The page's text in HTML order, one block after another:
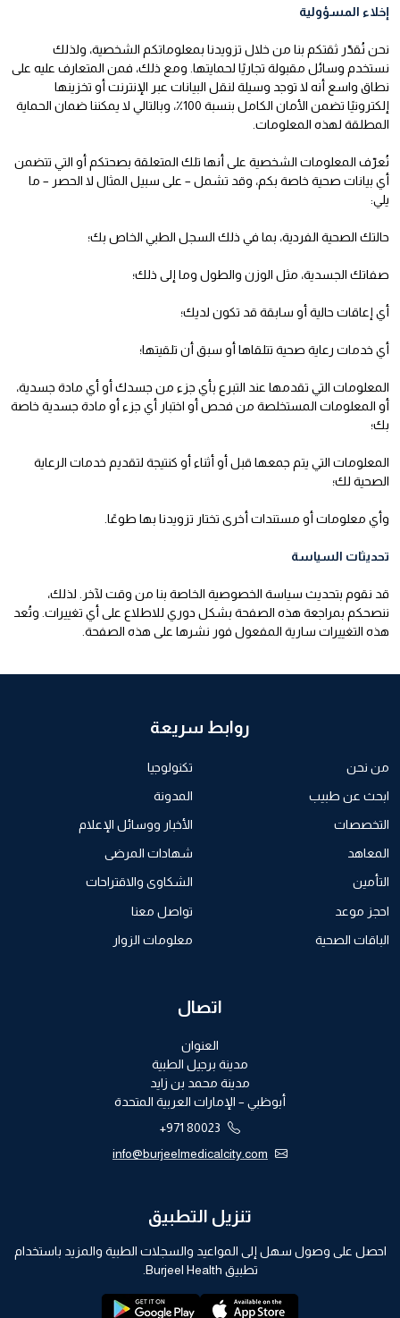
إخلاء المسؤولية
نحن نُقدّر ثقتكم بنا من خلال تزويدنا بمعلوماتكم الشخصية، ولذلك
نستخدم وسائل مقبولة تجاريًا لحمايتها. ومع ذلك، فمن المتعارف عليه على
نطاق واسع أنه لا توجد وسيلة لنقل البيانات عبر الإنترنت أو تخزينها
إلكترونيًا تضمن الأمان الكامل بنسبة 100٪، وبالتالي لا يمكننا ضمان الحماية
المطلقة لهذه المعلومات.
نُعرّف المعلومات الشخصية على أنها تلك المتعلقة بصحتكم أو التي تتضمن
أي بيانات صحية خاصة بكم، وقد تشمل – على سبيل المثال لا الحصر – ما
يلي:
حالتك الصحية الفردية، بما في ذلك السجل الطبي الخاص بك؛
صفاتك الجسدية، مثل الوزن والطول وما إلى ذلك؛
أي إعاقات حالية أو سابقة قد تكون لديك؛
أي خدمات رعاية صحية تتلقاها أو سبق أن تلقيتها؛
المعلومات التي تقدمها عند التبرع بأي جزء من جسدك أو أي مادة جسدية،
أو المعلومات المستخلصة من فحص أو اختبار أي جزء أو مادة جسدية خاصة
بك؛
المعلومات التي يتم جمعها قبل أو أثناء أو كنتيجة لتقديم خدمات الرعاية
الصحية لك؛
وأي معلومات أو مستندات أخرى تختار تزويدنا بها طوعًا.
تحديثات السياسة
قد نقوم بتحديث سياسة الخصوصية الخاصة بنا من وقت لآخر. لذلك،
ننصحكم بمراجعة هذه الصفحة بشكل دوري للاطلاع على أي تغييرات. وتُعد
هذه التغييرات سارية المفعول فور نشرها على هذه الصفحة.
روابط سريعة
من نحن
ابحث عن طبيب
التخصصات
المعاهد
التأمين
احجز موعد
الباقات الصحية
تكنولوجيا
المدونة
الأخبار ووسائل الإعلام
شهادات المرضى
الشكاوى والاقتراحات
تواصل معنا
معلومات الزوار
اتصال
العنوان
مدينة برجيل الطبية
مدينة محمد بن زايد
أبوظبي – الإمارات العربية المتحدة
+971 80023
info@burjeelmedicalcity.com
تنزيل التطبيق
احصل على وصول سهل إلى المواعيد والسجلات الطبية والمزيد باستخدام
تطبيق Burjeel Health.
appstore:
playstore: